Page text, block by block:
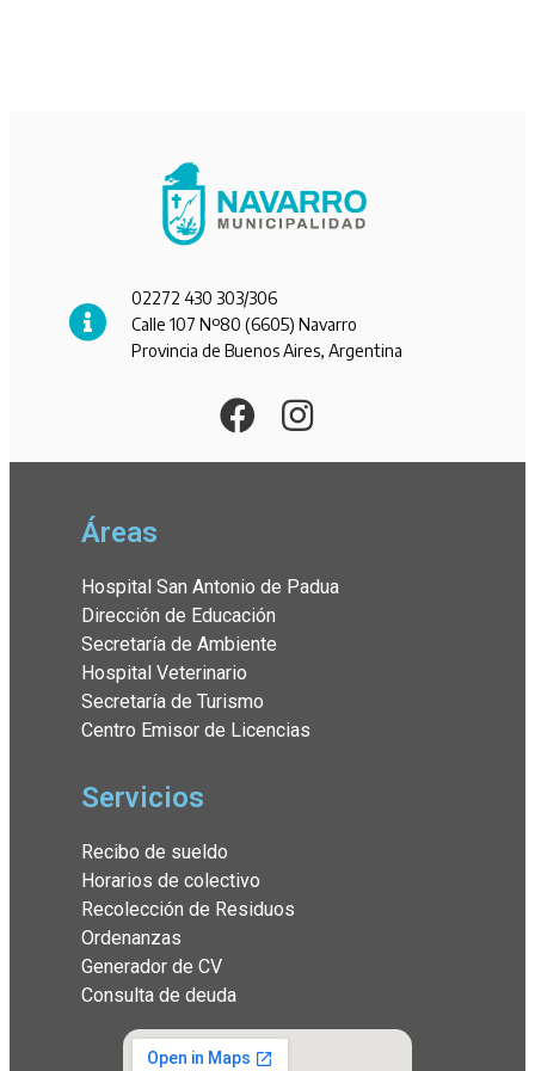
02272 430 303/306
Calle 107 Nº80 (6605) Navarro
Provincia de Buenos Aires, Argentina
Áreas
Hospital San Antonio de Padua
Dirección de Educación
Secretaría de Ambiente
Hospital Veterinario
Secretaría de Turismo
Centro Emisor de Licencias
Servicios
Recibo de sueldo
Horarios de colectivo
Recolección de Residuos
Ordenanzas
Generador de CV
Consulta de deuda